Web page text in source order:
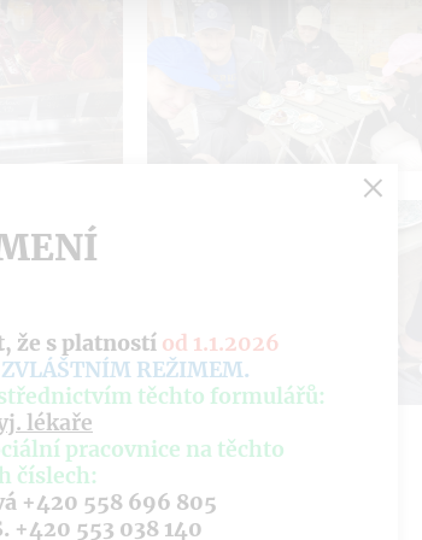
že s platností od 1.1.2026
ZVLÁŠTNÍM REŽIMEM.
těchto formulářů:
lékaře
pracovnice na těchto
číslech:
+420 558 696 805
+420 553 038 140